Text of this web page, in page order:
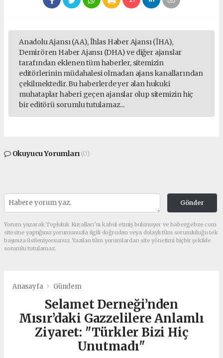
Anadolu Ajansı (AA), İhlas Haber Ajansı (İHA),
Demirören Haber Ajansı (DHA) ve diğer ajanslar
tarafından eklenen tüm haberler, sitemizin
editörlerinin müdahalesi olmadan ajans kanallarından
çekilmektedir. Bu haberlerde yer alan hukuki
muhataplar haberi geçen ajanslar olup sitemizin hiç
bir editörü sorumlu tutulamaz...
Okuyucu Yorumları(0)
Gönder
Yorum yazarak Topluluk Kuralları’nı kabul etmiş bulunuyor ve habergebze.com
sitesine yaptığınız yorumunuzla ilgili doğrudan veya dolaylı tüm sorumluluğu tek
başınıza üstleniyorsunuz. Yazılan tüm yorumlardan site yönetimi hiçbir şekilde
sorumlu tutulamaz.
Anasayfa Gündem
Selamet Derneği’nden
Mısır’daki Gazzelilere Anlamlı
Ziyaret: "Türkler Bizi Hiç
Unutmadı"